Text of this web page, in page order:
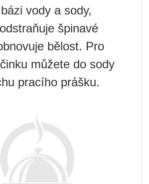
vody a sody,
špinavé
bělost. Pro
můžete do sody
pracího prášku.